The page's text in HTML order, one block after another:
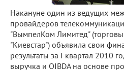
Накануне один из ведущих
провайдеров
"ВымпелКом Лимитед"
"Киевстар") объявила свои
результаты за I квартал 2010
выручка и OIBDA на основе